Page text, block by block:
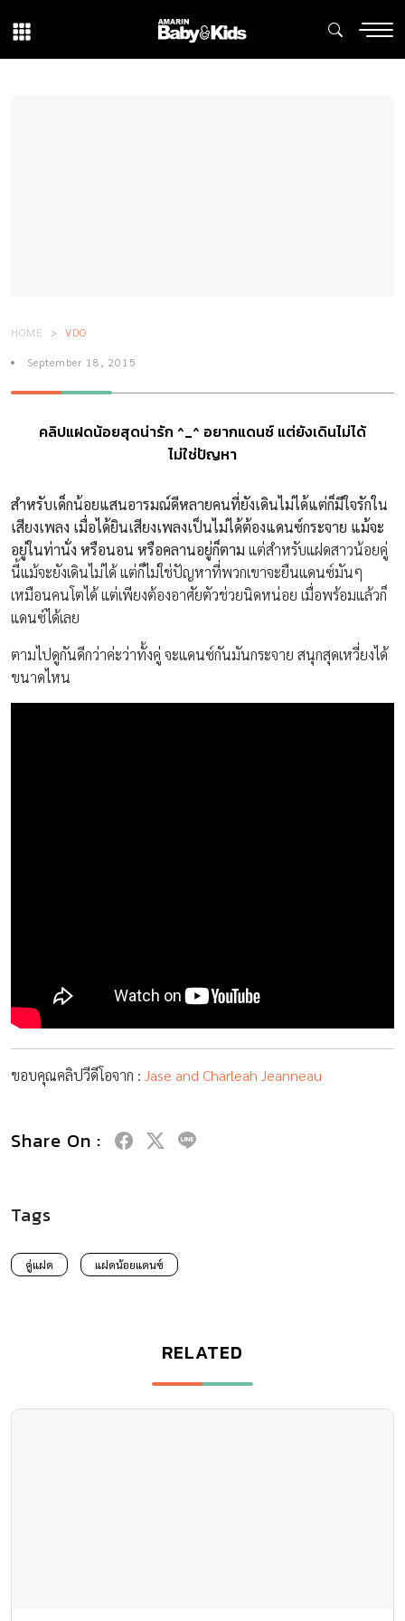
HOME VDO
September 18, 2015
คลิปแฝดน้อยสุดน่ารัก ^_^ อยากแดนซ์ แต่ยังเดินไม่ได้
ไม่ใช่ปัญหา
สำหรับเด็กน้อยแสนอารมณ์ดีหลายคนที่ยังเดินไม่ได้แต่ก็มีใจรักใน
เสียงเพลง เมื่อได้ยินเสียงเพลงเป็นไม่ได้ต้องแดนซ์กระจาย แม้จะ
อยู่ในท่านั่ง หรือนอน หรือคลานอยู่ก็ตาม แต่สำหรับแฝดสาวน้อยคู่
นี้แม้จะยังเดินไม่ได้ แต่ก็ไม่ใช่ปัญหาที่พวกเขาจะยืนแดนซ์มันๆ
เหมือนคนโตได้ แต่เพียงต้องอาศัยตัวช่วยนิดหน่อย เมื่อพร้อมแล้วก็
แดนซ์ได้เลย
ตามไปดูกันดีกว่าค่ะว่าทั้งคู่ จะแดนซ์กันมันกระจาย สนุกสุดเหวี่ยงได้
ขนาดไหน
ขอบคุณคลิปวีดีโอจาก : Jase and Charleah Jeanneau
Share On :
Tags
คู่แฝด แฝดน้อยแดนซ์
RELATED